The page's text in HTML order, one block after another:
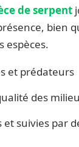
de serpent
bien
espèces.
et prédateurs
des
et suivies par